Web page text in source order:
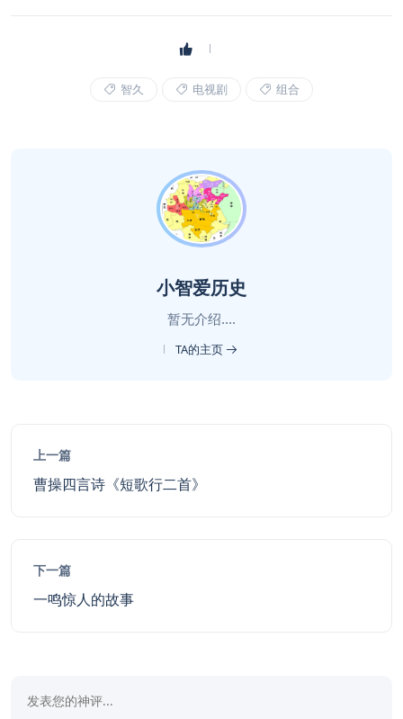
智久 电视剧 组合
小智爱历史
暂无介绍....
TA的主页
上一篇
曹操四言诗《短歌行二首》
下一篇
一鸣惊人的故事